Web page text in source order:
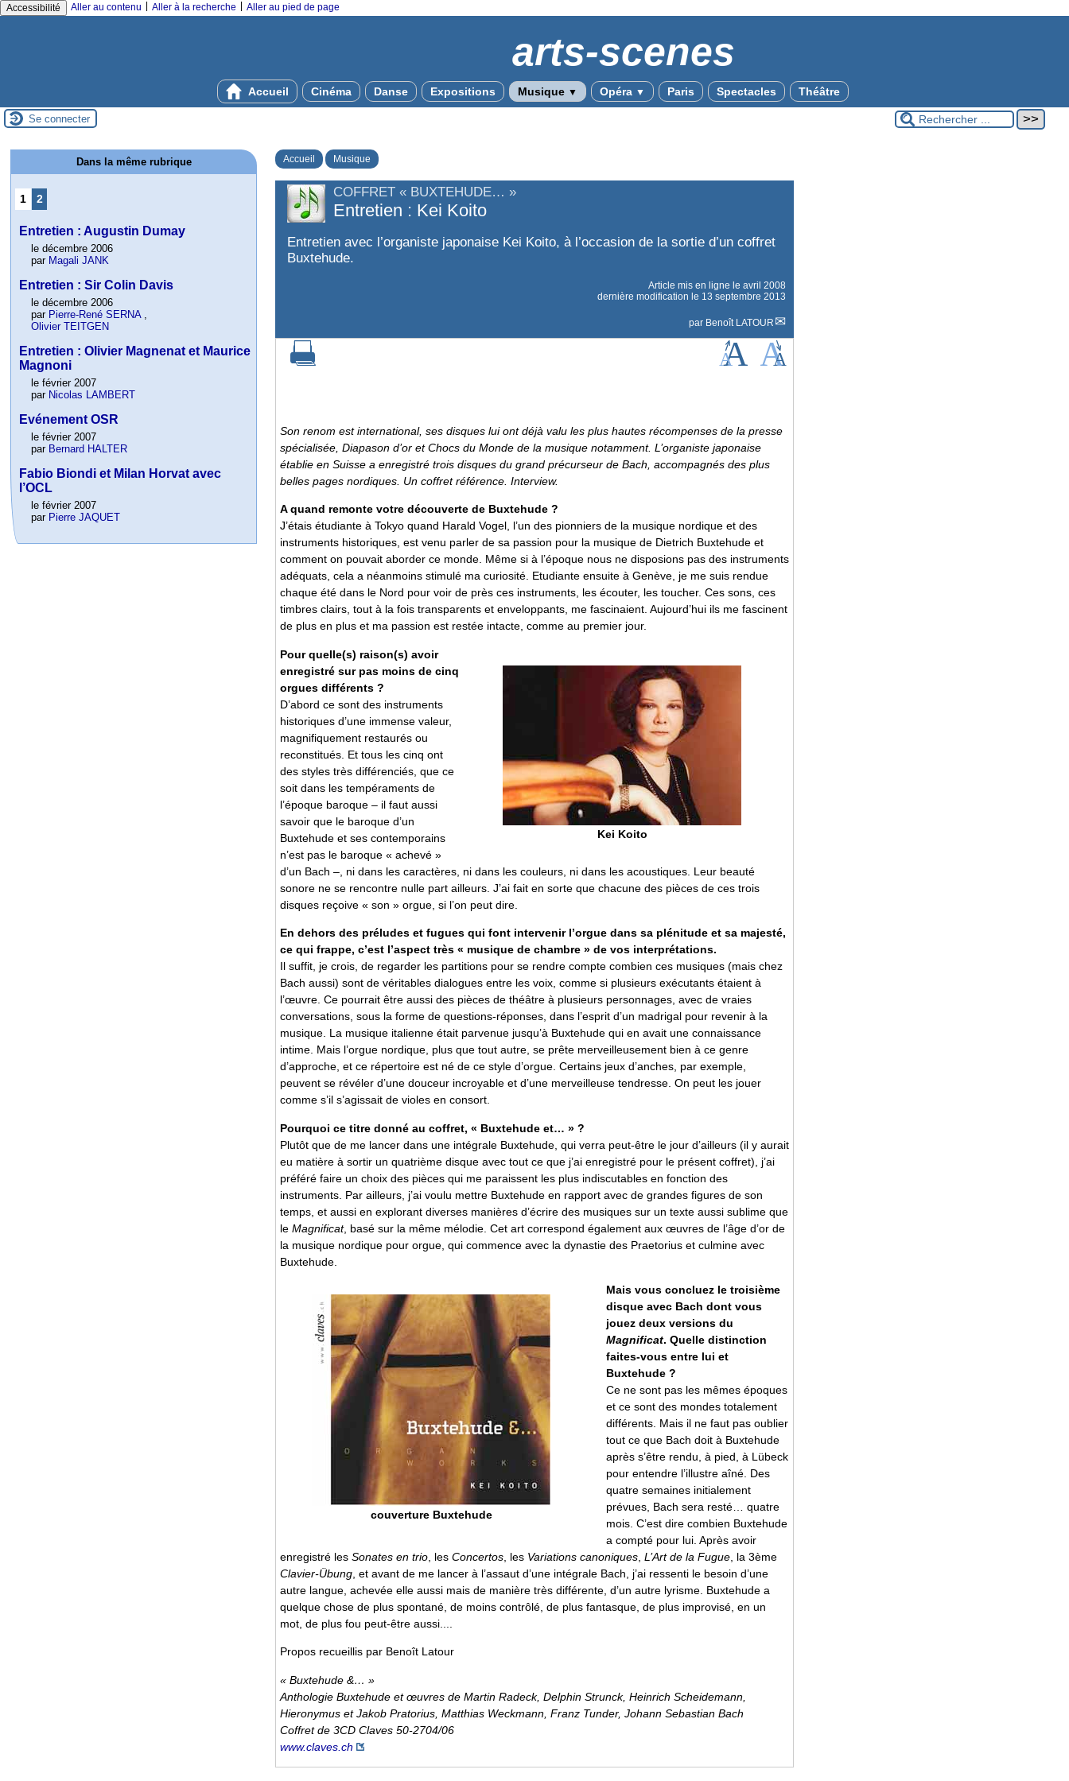
Accessibilité Aller au contenu Aller à la recherche Aller au pied de page
arts-scenes
Accueil Cinéma Danse Expositions Musique ▼ Opéra ▼ Paris Spectacles Théâtre
Se connecter
Accueil Musique
COFFRET « BUXTEHUDE… »
Entretien : Kei Koito
Entretien avec l’organiste japonaise Kei Koito, à l’occasion de la sortie d’un coffret
Buxtehude.
Article mis en ligne le avril 2008
dernière modification le 13 septembre 2013
par Benoît LATOUR
Son renom est international, ses disques lui ont déjà valu les plus hautes récompenses de la presse
spécialisée, Diapason d’or et Chocs du Monde de la musique notamment. L’organiste japonaise
établie en Suisse a enregistré trois disques du grand précurseur de Bach, accompagnés des plus
belles pages nordiques. Un coffret référence. Interview.
A quand remonte votre découverte de Buxtehude ?
J’étais étudiante à Tokyo quand Harald Vogel, l’un des pionniers de la musique nordique et des
instruments historiques, est venu parler de sa passion pour la musique de Dietrich Buxtehude et
comment on pouvait aborder ce monde. Même si à l’époque nous ne disposions pas des instruments
adéquats, cela a néanmoins stimulé ma curiosité. Etudiante ensuite à Genève, je me suis rendue
chaque été dans le Nord pour voir de près ces instruments, les écouter, les toucher. Ces sons, ces
timbres clairs, tout à la fois transparents et enveloppants, me fascinaient. Aujourd’hui ils me fascinent
de plus en plus et ma passion est restée intacte, comme au premier jour.
Kei Koito
Pour quelle(s) raison(s) avoir
enregistré sur pas moins de cinq
orgues différents ?
D’abord ce sont des instruments
historiques d’une immense valeur,
magnifiquement restaurés ou
reconstitués. Et tous les cinq ont
des styles très différenciés, que ce
soit dans les tempéraments de
l’époque baroque – il faut aussi
savoir que le baroque d’un
Buxtehude et ses contemporains
n’est pas le baroque « achevé »
d’un Bach –, ni dans les caractères, ni dans les couleurs, ni dans les acoustiques. Leur beauté
sonore ne se rencontre nulle part ailleurs. J’ai fait en sorte que chacune des pièces de ces trois
disques reçoive « son » orgue, si l’on peut dire.
En dehors des préludes et fugues qui font intervenir l’orgue dans sa plénitude et sa majesté,
ce qui frappe, c’est l’aspect très « musique de chambre » de vos interprétations.
Il suffit, je crois, de regarder les partitions pour se rendre compte combien ces musiques (mais chez
Bach aussi) sont de véritables dialogues entre les voix, comme si plusieurs exécutants étaient à
l’œuvre. Ce pourrait être aussi des pièces de théâtre à plusieurs personnages, avec de vraies
conversations, sous la forme de questions-réponses, dans l’esprit d’un madrigal pour revenir à la
musique. La musique italienne était parvenue jusqu’à Buxtehude qui en avait une connaissance
intime. Mais l’orgue nordique, plus que tout autre, se prête merveilleusement bien à ce genre
d’approche, et ce répertoire est né de ce style d’orgue. Certains jeux d’anches, par exemple,
peuvent se révéler d’une douceur incroyable et d’une merveilleuse tendresse. On peut les jouer
comme s’il s’agissait de violes en consort.
Pourquoi ce titre donné au coffret, « Buxtehude et… » ?
Plutôt que de me lancer dans une intégrale Buxtehude, qui verra peut-être le jour d’ailleurs (il y aurait
eu matière à sortir un quatrième disque avec tout ce que j’ai enregistré pour le présent coffret), j’ai
préféré faire un choix des pièces qui me paraissent les plus indiscutables en fonction des
instruments. Par ailleurs, j’ai voulu mettre Buxtehude en rapport avec de grandes figures de son
temps, et aussi en explorant diverses manières d’écrire des musiques sur un texte aussi sublime que
le Magnificat, basé sur la même mélodie. Cet art correspond également aux œuvres de l’âge d’or de
la musique nordique pour orgue, qui commence avec la dynastie des Praetorius et culmine avec
Buxtehude.
couverture Buxtehude
Mais vous concluez le troisième
disque avec Bach dont vous
jouez deux versions du
Magnificat. Quelle distinction
faites-vous entre lui et
Buxtehude ?
Ce ne sont pas les mêmes époques
et ce sont des mondes totalement
différents. Mais il ne faut pas oublier
tout ce que Bach doit à Buxtehude
après s’être rendu, à pied, à Lübeck
pour entendre l’illustre aîné. Des
quatre semaines initialement
prévues, Bach sera resté… quatre
mois. C’est dire combien Buxtehude
a compté pour lui. Après avoir
enregistré les Sonates en trio , les Concertos , les Variations canoniques L’Art de la Fugue , la 3ème
Clavier-Übung , et avant de me lancer à l’assaut d’une intégrale Bach, j’ai ressenti le besoin d’une
autre langue, achevée elle aussi mais de manière très différente, d’un autre lyrisme. Buxtehude a
quelque chose de plus spontané, de moins contrôlé, de plus fantasque, de plus improvisé, en un
mot, de plus fou peut-être aussi....
Propos recueillis par Benoît Latour
« Buxtehude &… »
Anthologie Buxtehude et œuvres de Martin Radeck, Delphin Strunck, Heinrich Scheidemann,
Hieronymus et Jakob Pratorius, Matthias Weckmann, Franz Tunder, Johann Sebastian Bach
Coffret de 3CD Claves 50-2704/06
www.claves.ch
Dans la même rubrique
1 2
Entretien : Augustin Dumay
le décembre 2006
par Magali JANK
Entretien : Sir Colin Davis
le décembre 2006
par Pierre-René SERNA,
Olivier TEITGEN
Entretien : Olivier Magnenat et Maurice
Magnoni
le février 2007
par Nicolas LAMBERT
Evénement OSR
le février 2007
par Bernard HALTER
Fabio Biondi et Milan Horvat avec
l’OCL
le février 2007
par Pierre JAQUET